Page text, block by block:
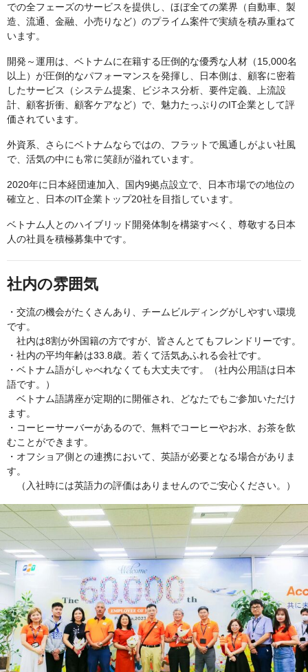
での全フェーズのサービスを提供し、ほぼ全ての業界（自動車、製
造、流通、金融、小売りなど）のプライム案件で実績を積み重ねて
います。
開発～運用は、ベトナムに在籍する圧倒的な優秀な人材（15,000名
以上）が圧倒的なパフォーマンスを発揮し、日本側は、顧客に密着
したサービス（システム提案、ビジネス分析、要件定義、上流設
計、顧客折衝、顧客ケアなど）で、魅力たっぷりのIT企業として評
価されています。
外資系、さらにベトナムならではの、フラットで風通しがよい社風
で、活気の中にも常に笑顔が溢れています。
2020年に日本経団連加入、国内9拠点設立で、日本市場での地位の
確立と、日本のIT企業トップ20社を目指しています。
ベトナム人とのハイブリッド開発体制を構築すべく、尊敬する日本
人の社員を積極募集中です。
社内の雰囲気
・交流の機会がたくさんあり、チームビルディングがしやすい環境
です。
社内は8割が外国籍の方ですが、皆さんとてもフレンドリーです。
・社内の平均年齢は33.8歳。若くて活気あふれる会社です。
・ベトナム語がしゃべれなくても大丈夫です。（社内公用語は日本
語です。）
ベトナム語講座が定期的に開催され、どなたでもご参加いただけ
ます。
・コーヒーサーバーがあるので、無料でコーヒーやお水、お茶を飲
むことができます。
・オフショア側との連携において、英語が必要となる場合がありま
す。
（入社時には英語力の評価はありませんのでご安心ください。）